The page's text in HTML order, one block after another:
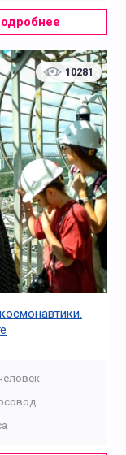
10281